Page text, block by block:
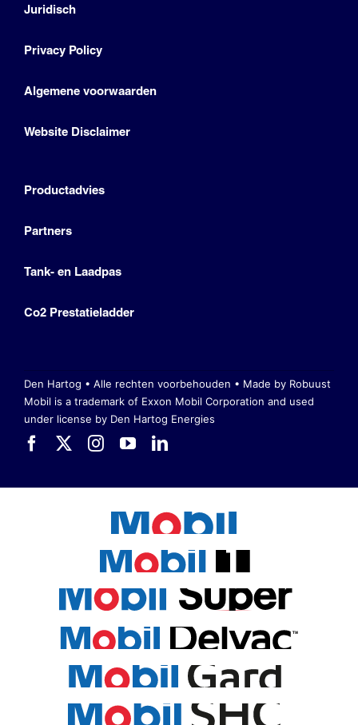
Juridisch
Privacy Policy
Algemene voorwaarden
Website Disclaimer
Productadvies
Partners
Tank- en Laadpas
Co2 Prestatieladder
Den Hartog • Alle rechten voorbehouden • Made by Robuust
Mobil is a trademark of Exxon Mobil Corporation and used
under license by Den Hartog Energies